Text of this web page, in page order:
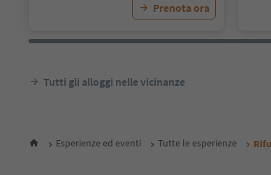
Prenota ora
Tutti gli alloggi nelle vicinanze
Esperienze ed eventi Tutte le esperienze